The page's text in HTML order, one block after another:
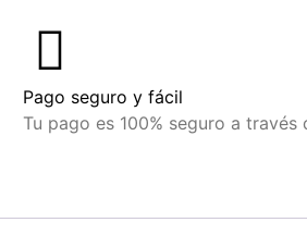
Pago seguro y fácil
Tu pago es 100% seguro a